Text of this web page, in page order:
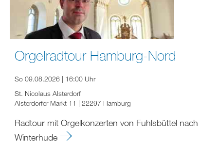
Orgelradtour Hamburg-Nord
So 09.08.2026 | 16:00 Uhr
St. Nicolaus Alsterdorf
Alsterdorfer Markt 11 | 22297 Hamburg
Radtour mit Orgelkonzerten von Fuhlsbüttel nach
Winterhude